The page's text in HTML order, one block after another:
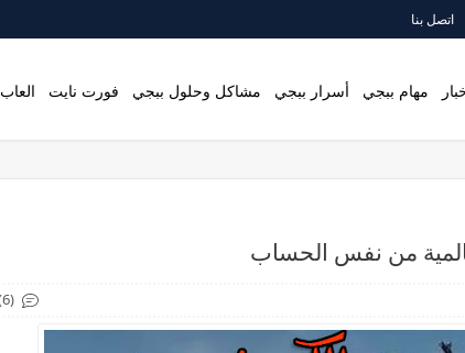
اتصل بنا
مهام ببجي أسرار ببجي مشاكل وحلول ببجي فورت نايت العاب
من نفس الحساب
(6)